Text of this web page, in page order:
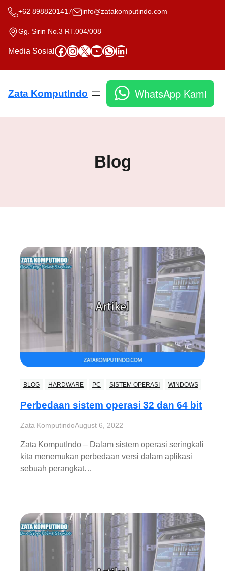
Skip
content
+62 8988201417 info@zatakomputindo.com
Gg. Sirin No.3 RT.004/008
Media Sosial Facebook
Instagram
X YouTube
WhatsApp
LinkedIn
Zata KomputIndo WhatsApp Kami
Blog
BLOG HARDWARE PC SISTEM OPERASI WINDOWS
Perbedaan sistem operasi 32 dan 64 bit
Zata KomputindoAugust 6, 2022
Zata KomputIndo – Dalam sistem operasi seringkali
kita menemukan perbedaan versi dalam aplikasi
sebuah perangkat…